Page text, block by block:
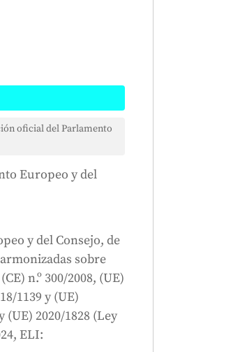
2020. Este
normas
la Ley de
esfuerzos de
CLaiRK, editado por nosotros.
oficial del Parlamento
Europeo y del
y del Consejo, de
sobre
n.º 300/2008, (UE)
1139 y (UE)
(UE) 2020/1828 (Ley
ELI: